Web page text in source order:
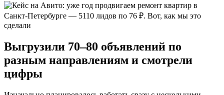
Выгрузили 70–80 объявлений по
разным направлениям и смотрели
цифры